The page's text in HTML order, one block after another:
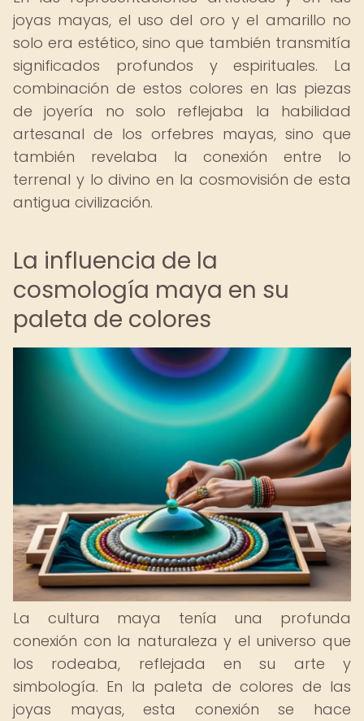
joyas mayas, el uso del oro y el amarillo no
solo era estético, sino que también transmitía
significados profundos y espirituales. La
combinación de estos colores en las piezas
de joyería no solo reflejaba la habilidad
artesanal de los orfebres mayas, sino que
también revelaba la conexión entre lo
terrenal y lo divino en la cosmovisión de esta
antigua civilización.
La influencia de la
cosmología maya en su
paleta de colores
La cultura maya tenía una profunda
conexión con la naturaleza y el universo que
los rodeaba, reflejada en su arte y
simbología. En la paleta de colores de las
joyas mayas, esta conexión se hace